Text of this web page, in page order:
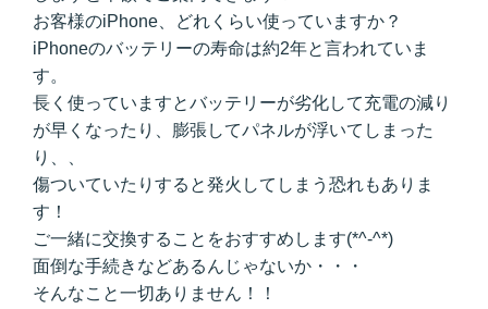
お客様のiPhone、どれくらい使っていますか？
iPhoneのバッテリーの寿命は約2年と言われていま
す。
長く使っていますとバッテリーが劣化して充電の減り
が早くなったり、膨張してパネルが浮いてしまった
り、、
傷ついていたりすると発火してしまう恐れもありま
す！
ご一緒に交換することをおすすめします(*^-^*)
面倒な手続きなどあるんじゃないか・・・
そんなこと一切ありません！！